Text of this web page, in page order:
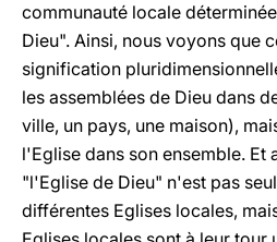
communauté locale
Dieu". Ainsi, nous voyons que
signification
les assemblées de Dieu dans
ville, un pays, une maison),
l'Eglise dans son ensemble. Et
"l'Eglise de Dieu" n'est pas
différentes Eglises locales,